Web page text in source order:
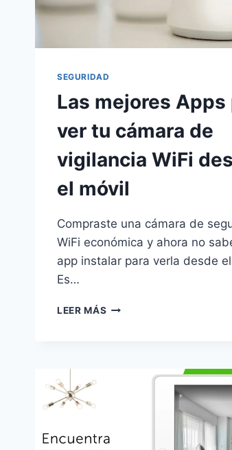
SEGURIDAD
Las mejores Apps
ver tu cámara de
vigilancia WiFi
el móvil
Compraste una cámara de
WiFi económica y ahora no
app instalar para verla desde
Es…
LEER MÁS LAS
WIFI